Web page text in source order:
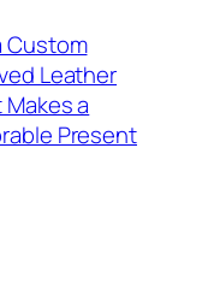
Custom
Leather
a
Present